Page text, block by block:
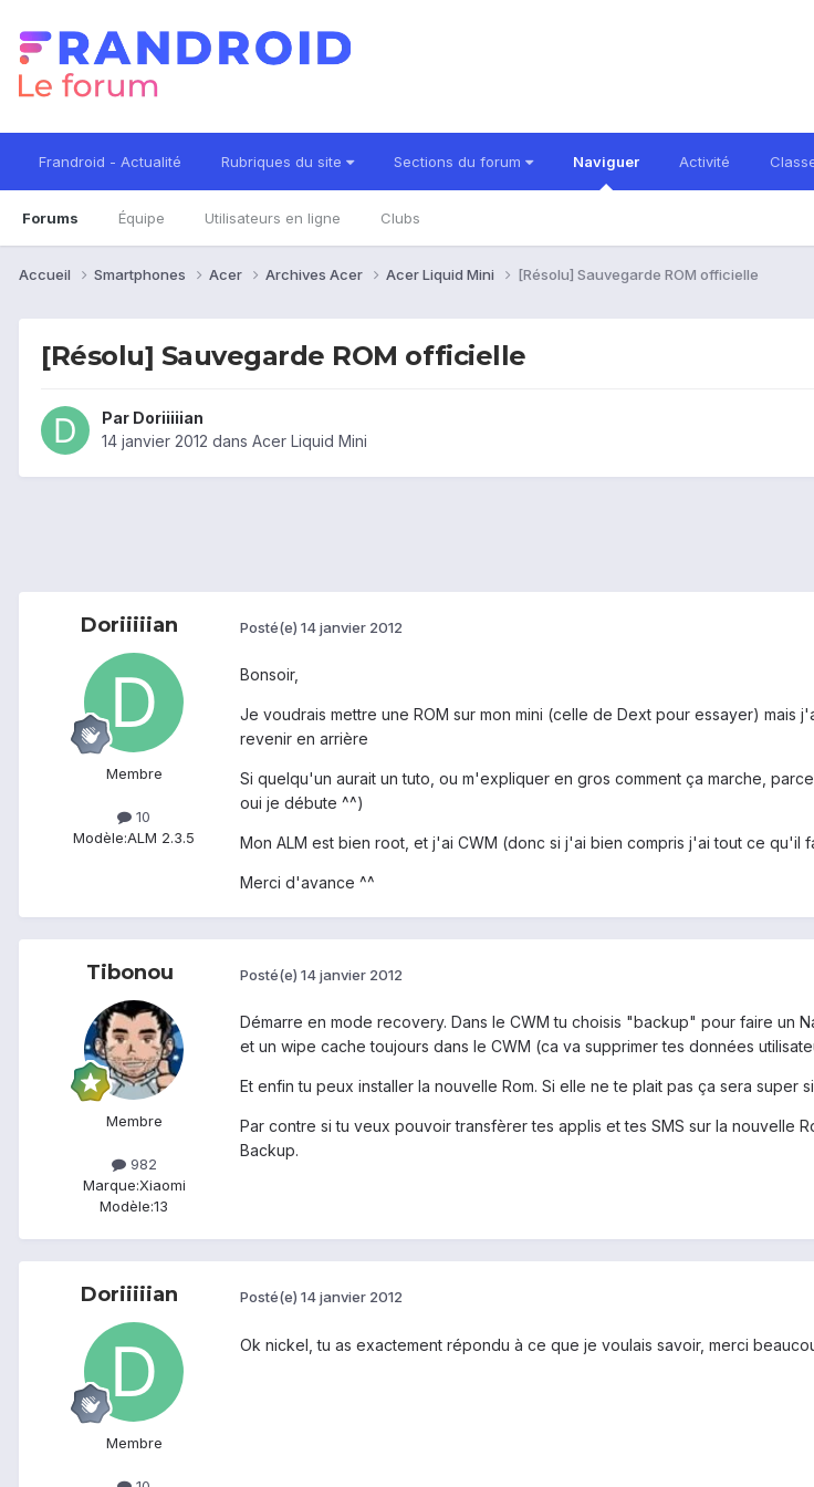
Frandroid - Actualité Rubriques du site Sections du forum Naviguer
Forums Équipe Utilisateurs en ligne Clubs
Activité
Accueil Smartphones Acer Archives Acer Acer Liquid Mini [Résolu] Sauvegarde ROM officielle
[Résolu] Sauvegarde ROM officielle
Par Doriiiiian
14 janvier 2012 dans Acer Liquid Mini
Doriiiiian
Membre
10
Modèle:ALM 2.3.5
Posté(e) 14 janvier 2012
Bonsoir,
Je voudrais mettre une ROM sur mon mini (celle de Dext pour essayer)
revenir en arrière
Si quelqu'un aurait un tuto, ou m'expliquer en gros comment ça marche,
oui je débute ^^)
Mon ALM est bien root, et j'ai CWM (donc si j'ai bien compris j'ai tout ce qu'il
Merci d'avance ^^
Tibonou
Membre
982
Marque:Xiaomi
Modèle:13
Posté(e) 14 janvier 2012
Démarre en mode recovery. Dans le CWM tu choisis "backup" pour faire un
et un wipe cache toujours dans le CWM (ca va supprimer tes données
Et enfin tu peux installer la nouvelle Rom. Si elle ne te plait pas ça sera super
Par contre si tu veux pouvoir transfèrer tes applis et tes SMS sur la nouvelle
Backup.
Doriiiiian
Membre
Posté(e) 14 janvier 2012
Ok nickel, tu as exactement répondu à ce que je voulais savoir, merci